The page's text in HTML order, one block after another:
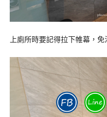
上廁所時要記得拉下帷幕，